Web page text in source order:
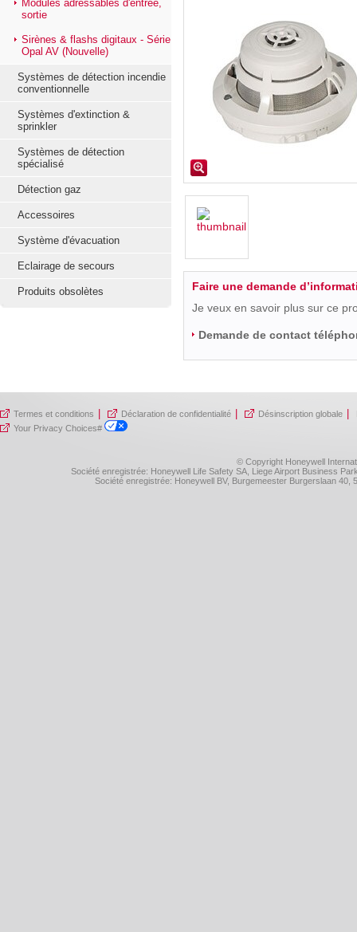
Modules adressables d'entrée,
sortie
Sirènes & flashs digitaux - Série
Opal AV (Nouvelle)
Systèmes de détection incendie
conventionnelle
Systèmes d'extinction &
sprinkler
Systèmes de détection
spécialisé
Détection gaz
Accessoires
Système d'évacuation
Eclairage de secours
Produits obsolètes Faire une demande
Je veux en savoir plus sur ce
Demande de contact
Termes et conditions Déclaration de confidentialité Désinscription globale
Your Privacy Choices#
© Copyright Honeywell
Société enregistrée: Honeywell Life Safety SA, Liege Airport Business
Société enregistrée: Honeywell BV, Burgemeester Burgerslaan